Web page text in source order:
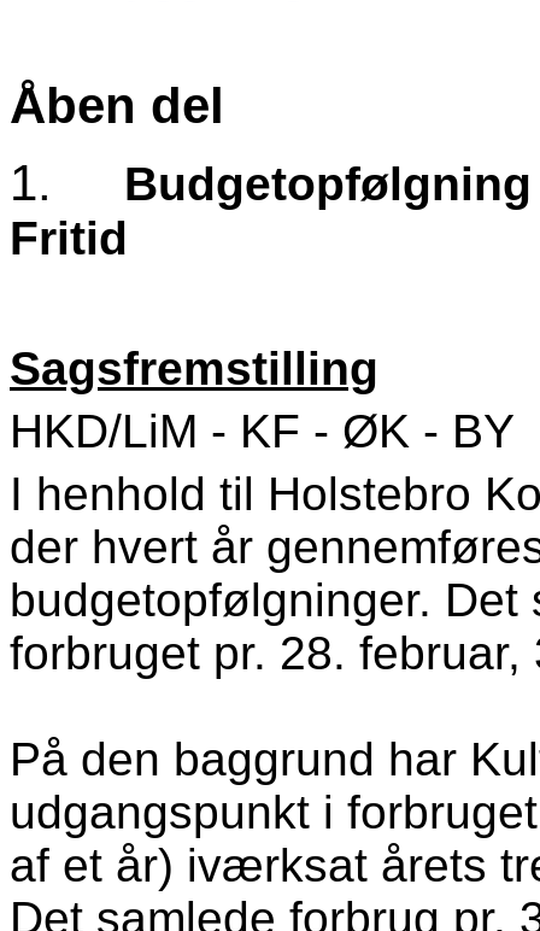
Åben del
1.
Budgetopfølgning
Fritid
Sagsfremstilling
HKD/LiM - KF - ØK - BY
I henhold til Holstebro
der hvert år
budgetopfølgninger.
forbruget pr. 28.
På den baggrund har
udgangspunkt i
af et år) iværksat årets
Det samlede forbrug pr.